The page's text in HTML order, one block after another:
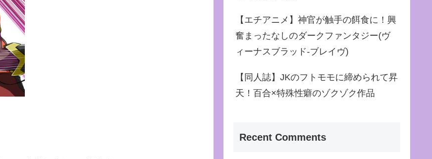
【エチアニメ】神官が触手の餌食に！興
奮まったなしのダークファンタジー(ヴ
ィーナスブラッド-ブレイヴ)
【同人誌】JKのフトモモに締められて昇
天！百合×特殊性癖のゾクゾク作品
Recent Comments